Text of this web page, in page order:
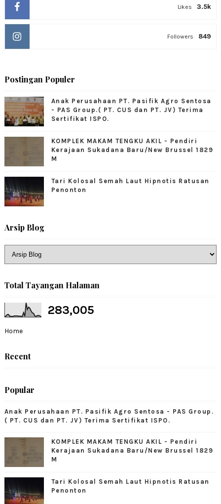
3.5k
Likes
849
Followers
Postingan Populer
Anak Perusahaan PT. Pasifik Agro Sentosa
- PAS Group.( PT. CUS dan PT. JV) Terima
Sertifikat ISPO.
KOMPLEK MAKAM TENGKU AKIL - Pendiri
Kerajaan Sukadana Baru/New Brussel 1829
M
Tari Kolosal Semah Laut Hipnotis Ratusan
Penonton
Arsip Blog
Total Tayangan Halaman
283,005
Home
Recent
Popular
Anak Perusahaan PT. Pasifik Agro Sentosa - PAS Group.
( PT. CUS dan PT. JV) Terima Sertifikat ISPO.
KOMPLEK MAKAM TENGKU AKIL - Pendiri
Kerajaan Sukadana Baru/New Brussel 1829
M
Tari Kolosal Semah Laut Hipnotis Ratusan
Penonton